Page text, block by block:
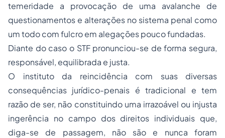
temeridade a provocação de uma avalanche de
questionamentos e alterações no sistema penal como
um todo com fulcro em alegações pouco fundadas.
Diante do caso o STF pronunciou-se de forma segura,
responsável, equilibrada e justa.
O instituto da reincidência com suas diversas
consequências jurídico-penais é tradicional e tem
razão de ser, não constituindo uma irrazoável ou injusta
ingerência no campo dos direitos individuais que,
diga-se de passagem, não são e nunca foram